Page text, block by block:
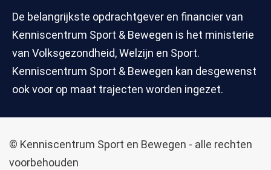
De belangrijkste opdrachtgever en financier van
Kenniscentrum Sport & Bewegen is het ministerie
van Volksgezondheid, Welzijn en Sport.
Kenniscentrum Sport & Bewegen kan desgewenst
ook voor op maat trajecten worden ingezet.
© Kenniscentrum Sport en Bewegen - alle rechten
voorbehouden